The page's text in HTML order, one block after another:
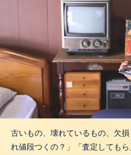
古いもの、壊れているもの、欠
れ値段つくの？」「査定しても